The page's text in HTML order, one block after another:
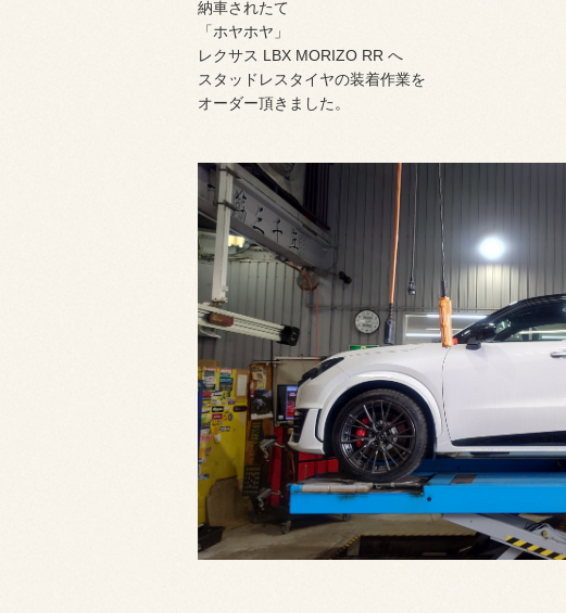
納車されたて
「ホヤホヤ」
レクサス LBX MORIZO RR へ
スタッドレスタイヤの装着作業を
オーダー頂きました。